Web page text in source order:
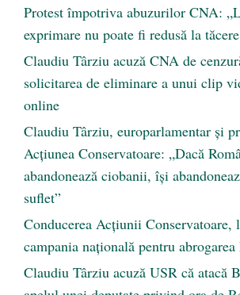
Protest împotriva abuzurilor CNA:
exprimare nu poate fi redusă la tăcere
Claudiu Târziu acuză CNA de
solicitarea de eliminare a unui clip
online
Claudiu Târziu, europarlamentar și
Acțiunea Conservatoare: „Dacă
abandonează ciobanii, își
suflet”
Conducerea Acțiunii
campania națională pentru
Claudiu Târziu acuză USR că atacă